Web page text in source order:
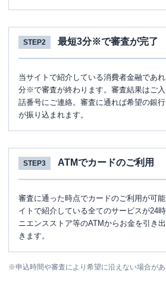
STEP2 最短3分※で審査が完了
当サイトで紹介している消費者金融であ
分※で審査が終わります。審査結果はご
話番号にご連絡。審査に通れば希望の銀
が振り込まれます。
STEP3 ATMでカードのご利用
審査に通った時点でカードのご利用が可
イトで紹介している全てのサービスが24
ニエンスストア等のATMからお金を引き
きます。
※申込時間や審査により希望に沿えない場合があ